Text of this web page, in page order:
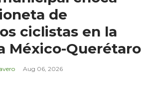
de
ciclistas en la
México-Querétaro
Aug 06, 2026